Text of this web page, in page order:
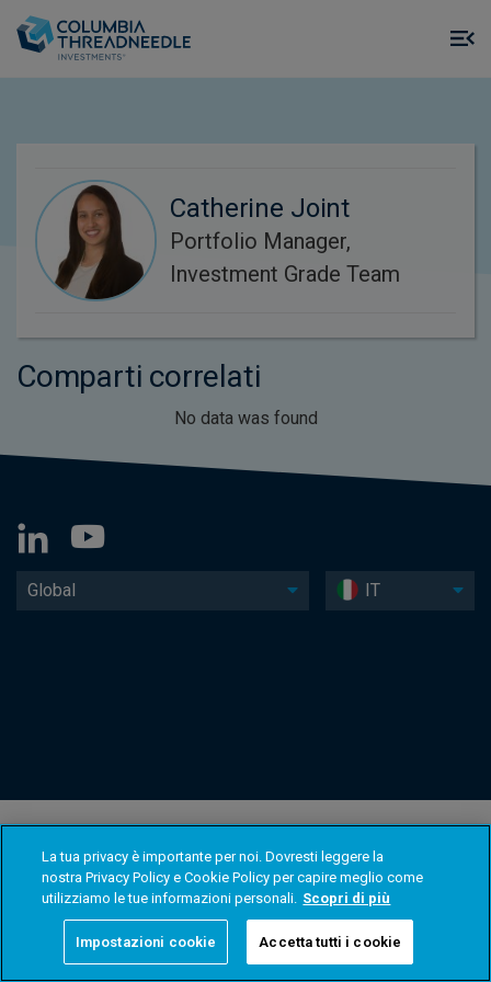
Catherine Joint
Portfolio Manager,
Investment Grade Team
Comparti correlati
No data was found
Global IT
La tua privacy è importante per noi. Dovresti leggere la
nostra Privacy Policy e Cookie Policy per capire meglio come
utilizziamo le tue informazioni personali. Scopri di più
Impostazioni cookie Accetta tutti i cookie